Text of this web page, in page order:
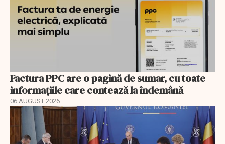
Factura PPC are o pagină de sumar, cu toate
informațiile care contează la îndemână
06 AUGUST 2026